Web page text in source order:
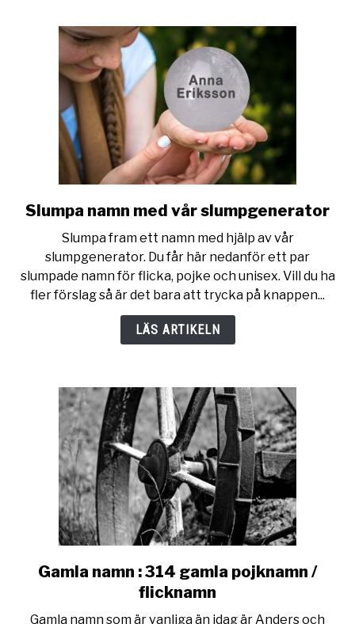
link
Slumpa
namn
med
vår
slumpgenerator
Slumpa namn med vår slumpgenerator
Slumpa fram ett namn med hjälp av vår
slumpgenerator. Du får här nedanför ett par
slumpade namn för flicka, pojke och unisex. Vill du ha
fler förslag så är det bara att trycka på knappen...
LÄS ARTIKELN
link
to
Gamla namn : 314 gamla pojknamn /
flicknamn
Gamla namn som är vanliga än idag är Anders och